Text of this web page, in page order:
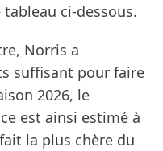
ci-dessous.
Norris a
suffisant pour faire
2026, le
est ainsi estimé à
la plus chère du